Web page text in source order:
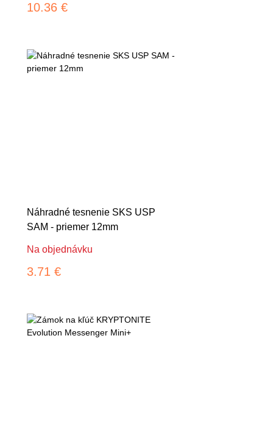
10.36 €
Náhradné tesnenie SKS USP
SAM - priemer 12mm
Na objednávku
3.71 €